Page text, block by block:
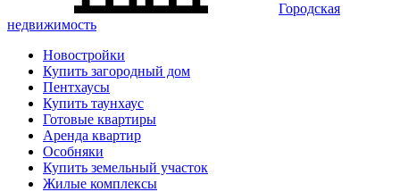
Городская
недвижимость
Новостройки
Купить загородный дом
Пентхаусы
Купить таунхаус
Готовые квартиры
Аренда квартир
Особняки
Купить земельный участок
Жилые комплексы